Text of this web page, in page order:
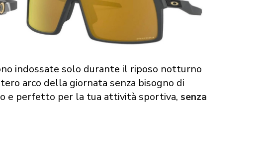
indossate solo durante il riposo notturno
arco della giornata senza bisogno di
e perfetto per la tua attività sportiva, senza